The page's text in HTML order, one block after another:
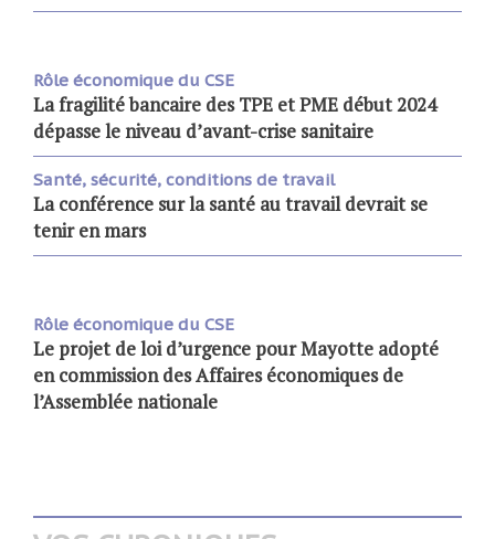
Rôle économique du CSE
La fragilité bancaire des TPE et PME début 2024
dépasse le niveau d’avant-crise sanitaire
Santé, sécurité, conditions de travail
La conférence sur la santé au travail devrait se
tenir en mars
Rôle économique du CSE
Le projet de loi d’urgence pour Mayotte adopté
en commission des Affaires économiques de
l’Assemblée nationale